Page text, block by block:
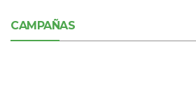
CAMPAÑAS